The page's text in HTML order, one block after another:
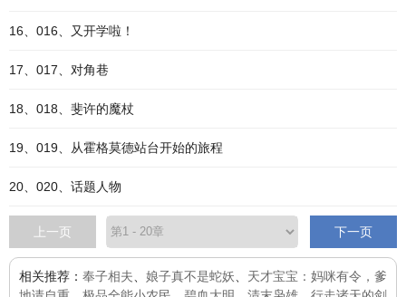
16、016、又开学啦！
17、017、对角巷
18、018、斐许的魔杖
19、019、从霍格莫德站台开始的旅程
20、020、话题人物
上一页 下一页
相关推荐： 奉子相夫 娘子真不是蛇妖
天才宝宝：妈咪有令，爹